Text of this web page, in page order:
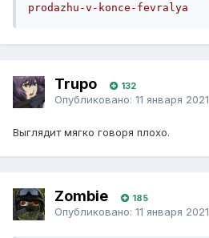
prodazhu-v-konce-fevralya
Trupo 132
Опубликовано: 11 января 2021
Выглядит мягко говоря плохо.
Zombie 185
Опубликовано: 11 января 2021